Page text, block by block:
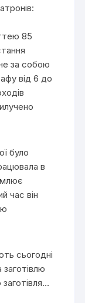
85
за собою
від 6 до
було
в
час він
сьогодні
заготівлю